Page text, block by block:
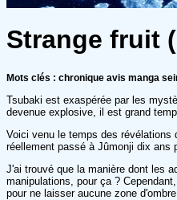
Strange fruit
Mots clés : chronique avis manga
Tsubaki est exaspérée par les
devenue explosive, il est grand
Voici venu le temps des révélations
réellement passé à Jûmonji dix ans
J'ai trouvé que la manière dont les
manipulations, pour ça ?
pour ne laisser aucune zone d'ombre.